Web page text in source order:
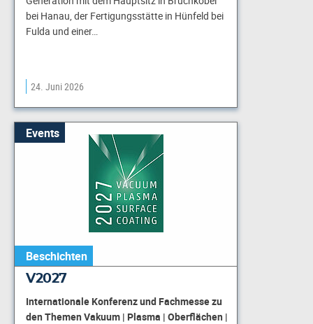
bei Hanau, der Fertigungsstätte in Hünfeld bei
Fulda und einer…
24. Juni 2026
Events
Beschichten
V2027
Internationale Konferenz und Fachmesse zu
den Themen Vakuum | Plasma | Oberflächen |